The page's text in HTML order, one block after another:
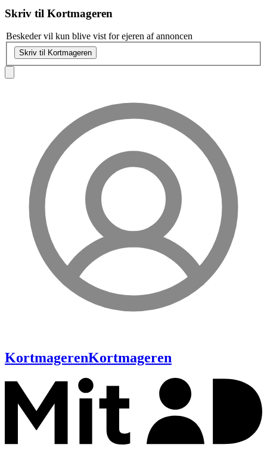
Skriv til Kortmageren
Beskeder vil kun blive vist for ejeren af annoncen
Skriv til Kortmageren
KortmagerenKortmageren